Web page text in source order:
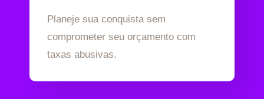
Planeje sua conquista sem
comprometer seu orçamento com
taxas abusivas.